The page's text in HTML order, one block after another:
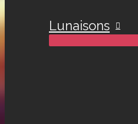
Lunaisons